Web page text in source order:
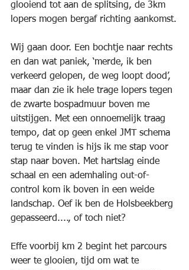
glooiend tot aan de splitsing, de 3km
lopers mogen bergaf richting aankomst.
Wij gaan door. Een bochtje naar rechts
en dan wat paniek, ‘merde, ik ben
verkeerd gelopen, de weg loopt dood’,
maar dan zie ik hele trage lopers tegen
de zwarte bospadmuur boven me
uitstijgen. Met een onnoemelijk traag
tempo, dat op geen enkel JMT schema
terug te vinden is hijs ik me stap voor
stap naar boven. Met hartslag einde
schaal en een ademhaling out-of-
control kom ik boven in een weide
landschap. Oef ik ben de Holsbeekberg
gepasseerd...., of toch niet?
Effe voorbij km 2 begint het parcours
weer te glooien, tijd om wat te